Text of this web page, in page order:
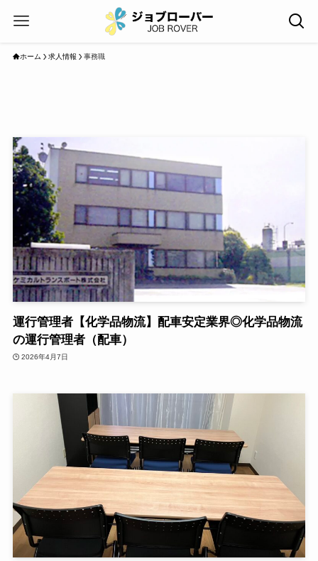
ホーム 求人情報 事務職
運行管理者【化学品物流】配車安定業界◎化学品物流
の運行管理者（配車）
2026年4月7日